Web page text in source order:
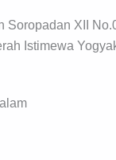
Soropadan XII
Istimewa